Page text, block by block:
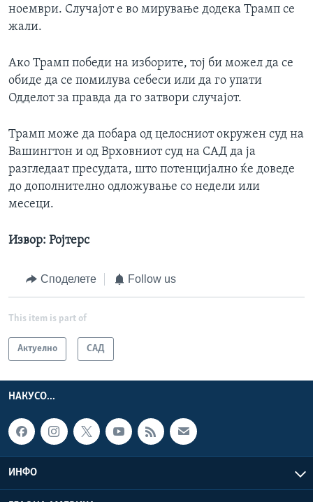
ноември. Случајот е во мирување додека Трамп се
жали.
Ако Трамп победи на изборите, тој би можел да се
обиде да се помилува себеси или да го упати
Одделот за правда да го затвори случајот.
Трамп може да побара од целосниот окружен суд на
Вашингтон и од Врховниот суд на САД да ја
разгледаат пресудата, што потенцијално ќе доведе
до дополнително одложување со недели или
месеци.
Извор: Ројтерс
Споделете Follow us
This item is part of
Актуелно САД
НАКУСО...
ИНФО